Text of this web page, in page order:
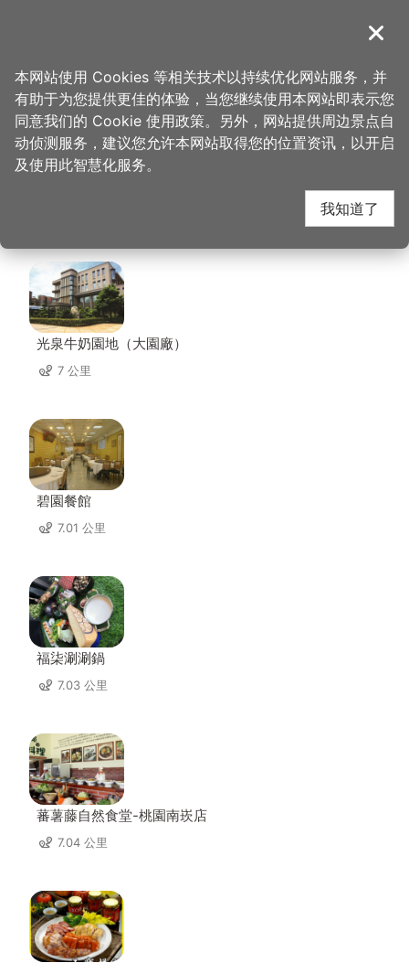
導覽
首页 > 想去的地方 > 住宿 > 艾尔芙公园行旅
艾尔芙公园行旅 周边店
家
光泉牛奶園地（大園廠）
7 公里
碧園餐館
7.01 公里
福柒涮涮鍋
7.03 公里
蕃薯藤自然食堂-桃園南崁店
7.04 公里
关闭
本网站使用 Cookies 等相关技术以持续优化网站服务，并
有助于为您提供更佳的体验，当您继续使用本网站即表示您
同意我们的 Cookie 使用政策。另外，网站提供周边景点自
动侦测服务，建议您允许本网站取得您的位置资讯，以开启
及使用此智慧化服务。
我知道了